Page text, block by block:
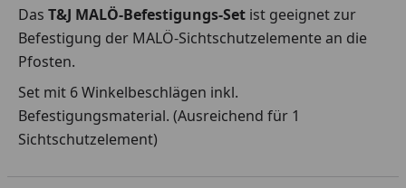
Das T&J MALÖ-Befestigungs-Set ist geeignet zur
Befestigung der MALÖ-Sichtschutzelemente an die
Pfosten.
Set mit 6 Winkelbeschlägen inkl.
Befestigungsmaterial. (Ausreichend für 1
Sichtschutzelement)